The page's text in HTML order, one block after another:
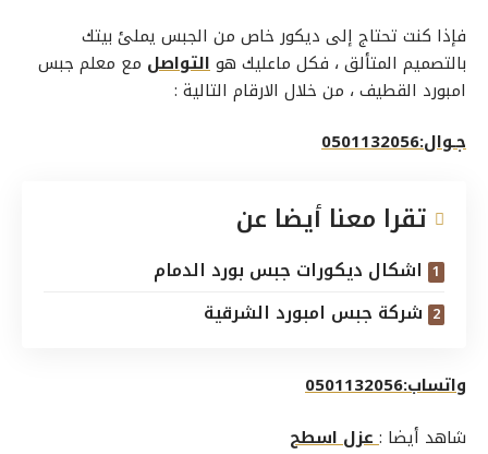
فإذا كنت تحتاج إلى ديكور خاص من الجبس يملئ بيتك
بالتصميم المتألق ، فكل ماعليك هوالتواصل مع معلم جبس
امبورد القطيف، من خلال الارقام التالية :
جـوال:0501132056
تقرا معنا أيضا عن
اشكال ديكورات جبس بورد الدمام
شركة جبس امبورد الشرقية
واتساب:0501132056
شاهد أيضا :عزل اسطح